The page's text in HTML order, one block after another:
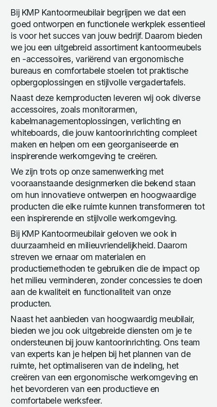
Bij KMP Kantoormeubilair begrijpen we dat een
goed ontworpen en functionele werkplek essentieel
is voor het succes van jouw bedrijf. Daarom bieden
we jou een uitgebreid assortiment kantoormeubels
en -accessoires, variërend van ergonomische
bureaus en comfortabele stoelen tot praktische
opbergoplossingen en stijlvolle vergadertafels.
Naast deze kernproducten leveren wij ook diverse
accessoires, zoals monitorarmen,
kabelmanagementoplossingen, verlichting en
whiteboards, die jouw kantoorinrichting compleet
maken en helpen om een georganiseerde en
inspirerende werkomgeving te creëren.
We zijn trots op onze samenwerking met
vooraanstaande designmerken die bekend staan
om hun innovatieve ontwerpen en hoogwaardige
producten die elke ruimte kunnen transformeren tot
een inspirerende en stijlvolle werkomgeving.
Bij KMP Kantoormeubilair geloven we ook in
duurzaamheid en milieuvriendelijkheid. Daarom
streven we ernaar om materialen en
productiemethoden te gebruiken die de impact op
het milieu verminderen, zonder concessies te doen
aan de kwaliteit en functionaliteit van onze
producten.
Naast het aanbieden van hoogwaardig meubilair,
bieden we jou ook uitgebreide diensten om je te
ondersteunen bij jouw kantoorinrichting. Ons team
van experts kan je helpen bij het plannen van de
ruimte, het optimaliseren van de indeling, het
creëren van een ergonomische werkomgeving en
het bevorderen van een productieve en
comfortabele werksfeer.